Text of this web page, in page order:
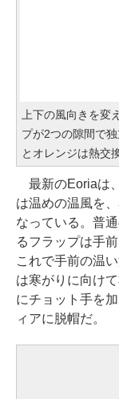
上下の風向きを変
プが2つの隙間で
とオレンジは熱交
最新のEoriaは
は温めの温風を
なっている。普
るフラップは手
これで手前の温
は寒がりに向け
にチョット手を
ィアに脱帽だ。